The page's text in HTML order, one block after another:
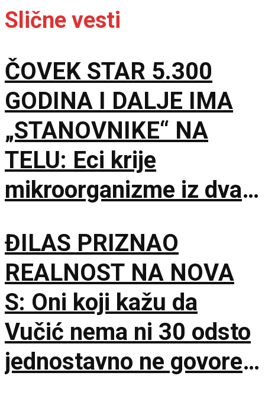
Slične vesti
ČOVEK STAR 5.300
GODINA I DALJE IMA
„STANOVNIKE“ NA
TELU: Eci krije
mikroorganizme iz dva
ĐILAS PRIZNAO
REALNOST NA NOVA
S: Oni koji kažu da
Vučić nema ni 30 odsto
jednostavno ne govore